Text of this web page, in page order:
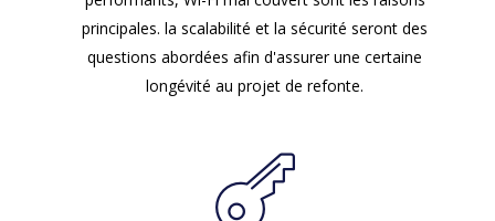
principales. la scalabilité et la sécurité seront des
questions abordées afin d'assurer une certaine
longévité au projet de refonte.